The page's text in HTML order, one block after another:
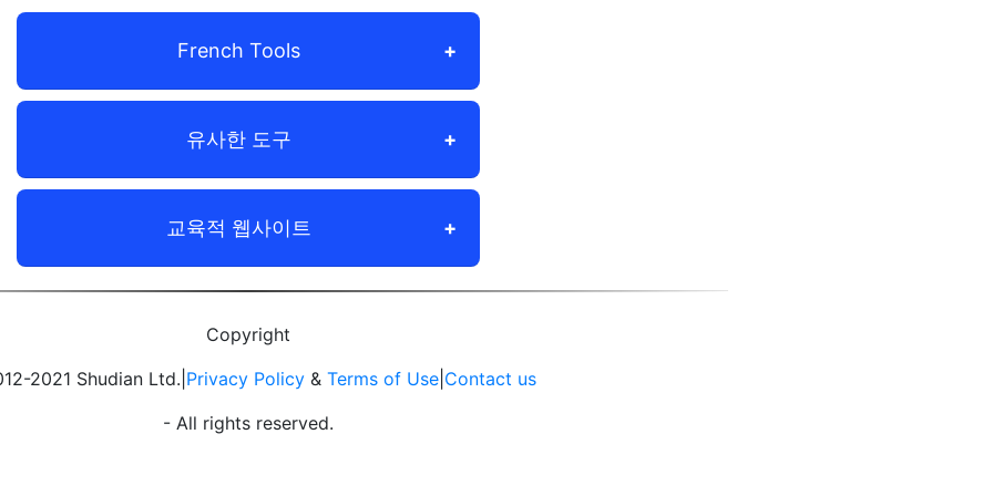
French Tools
유사한 도구
교육적 웹사이트
Copyright
2021 Shudian Ltd.| Privacy Policy & Terms of Use Contact us
- All rights reserved.